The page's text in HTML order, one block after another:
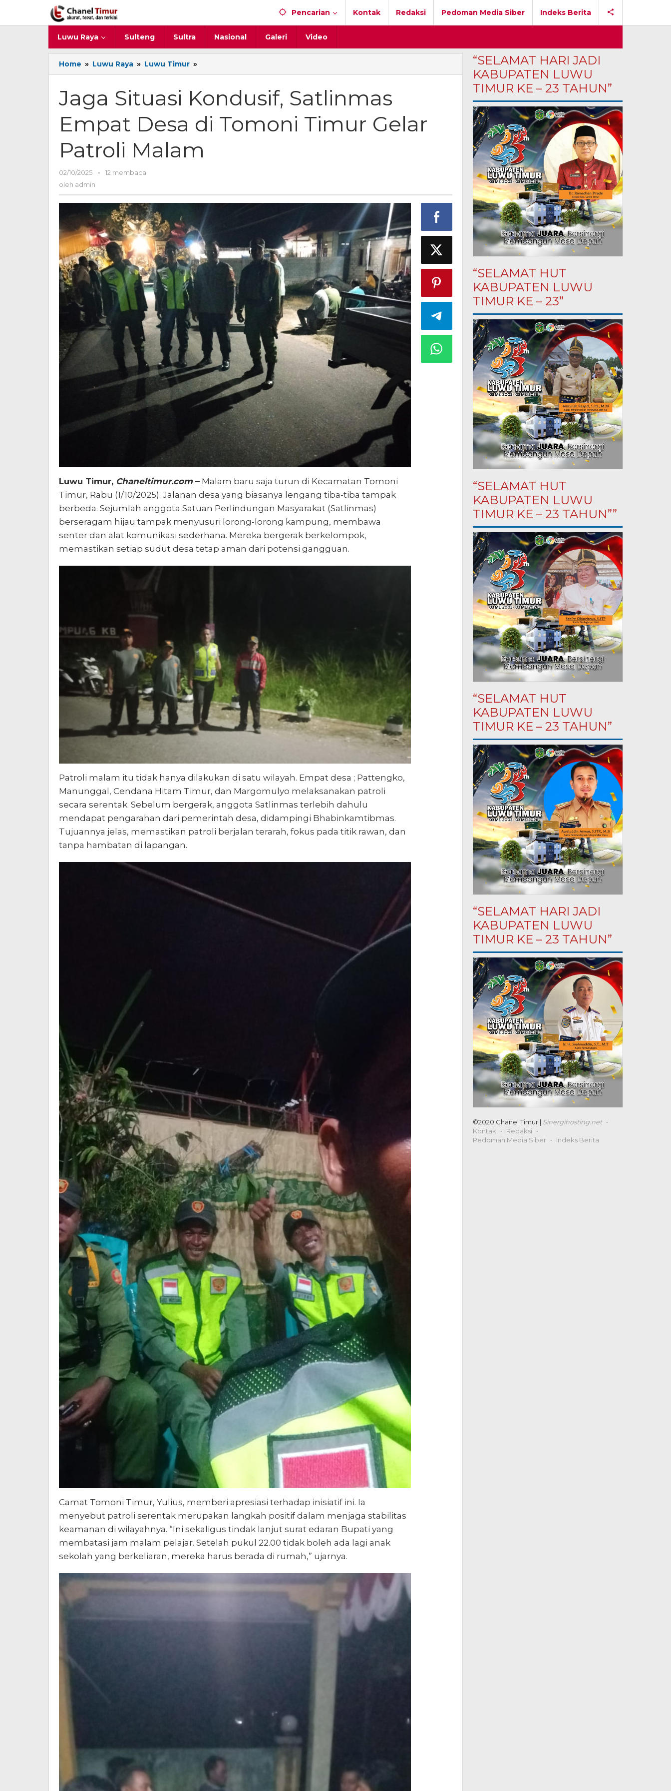
konten
Pencarian Kontak Redaksi Pedoman Media Siber Indeks Berita
Luwu Raya Sulteng Sultra Nasional Galeri Video
Home » Luwu Raya » Luwu Timur »
Situasi
Satlinmas
Empat
Desa
di
Timur
Gelar
Jaga Situasi Kondusif, Satlinmas
Empat Desa di Tomoni Timur Gelar
Patroli Malam
02/10/2025
oleh
-
12 membaca
oleh admin
Luwu Timur, Chaneltimur.com– Malam baru saja turun di Kecamatan Tomoni
Timur, Rabu (1/10/2025). Jalanan desa yang biasanya lengang tiba-tiba tampak
berbeda. Sejumlah anggota Satuan Perlindungan Masyarakat (Satlinmas)
berseragam hijau tampak menyusuri lorong-lorong kampung, membawa
senter dan alat komunikasi sederhana. Mereka bergerak berkelompok,
memastikan setiap sudut desa tetap aman dari potensi gangguan.
Patroli malam itu tidak hanya dilakukan di satu wilayah. Empat desa ; Pattengko,
Manunggal, Cendana Hitam Timur, dan Margomulyo melaksanakan patroli
secara serentak. Sebelum bergerak, anggota Satlinmas terlebih dahulu
mendapat pengarahan dari pemerintah desa, didampingi Bhabinkamtibmas.
Tujuannya jelas, memastikan patroli berjalan terarah, fokus pada titik rawan, dan
tanpa hambatan di lapangan.
Camat Tomoni Timur, Yulius, memberi apresiasi terhadap inisiatif ini. Ia
menyebut patroli serentak merupakan langkah positif dalam menjaga stabilitas
keamanan di wilayahnya. “Ini sekaligus tindak lanjut surat edaran Bupati yang
membatasi jam malam pelajar. Setelah pukul 22.00 tidak boleh ada lagi anak
sekolah yang berkeliaran, mereka harus berada di rumah,” ujarnya.
“SELAMAT HARI JADI
KABUPATEN LUWU
TIMUR KE – 23 TAHUN”
“SELAMAT HUT
KABUPATEN LUWU
TIMUR KE – 23”
“SELAMAT HUT
KABUPATEN LUWU
TIMUR KE – 23 TAHUN””
“SELAMAT HUT
KABUPATEN LUWU
TIMUR KE – 23 TAHUN”
“SELAMAT HARI JADI
KABUPATEN LUWU
TIMUR KE – 23 TAHUN”
©2020 Chanel Timur | Sinergihosting.net
Kontak
Redaksi
Pedoman Media Siber
Indeks Berita